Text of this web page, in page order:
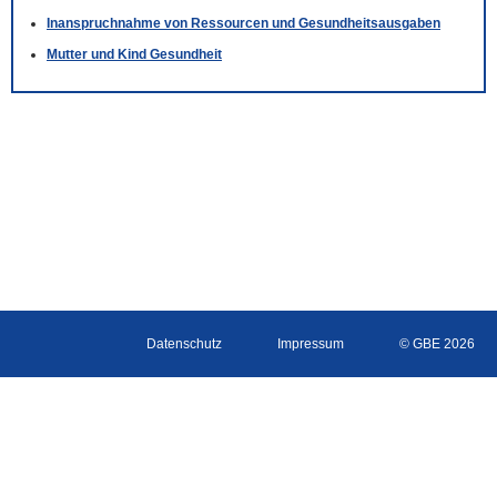
Inanspruchnahme von Ressourcen und Gesundheitsausgaben
Mutter und Kind Gesundheit
Datenschutz Impressum © GBE 2026